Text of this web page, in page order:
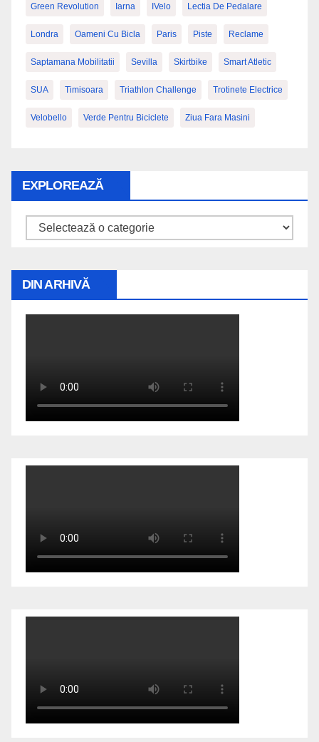
Green Revolution Iarna IVelo Lectia De Pedalare
Londra Oameni Cu Bicla Paris Piste Reclame
Saptamana Mobilitatii Sevilla Skirtbike Smart Atletic
SUA Timisoara Triathlon Challenge Trotinete Electrice
Velobello Verde Pentru Biciclete Ziua Fara Masini
EXPLOREAZĂ
Explorează
DIN ARHIVĂ